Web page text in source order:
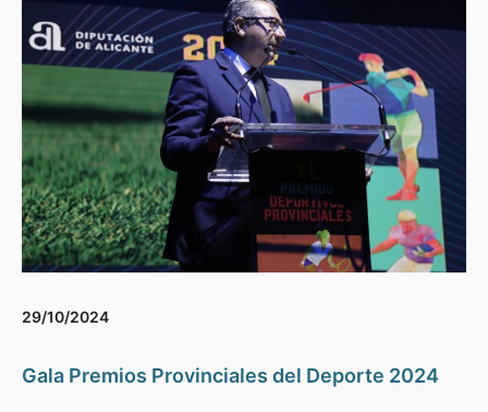
29/10/2024
Gala Premios Provinciales del Deporte 2024